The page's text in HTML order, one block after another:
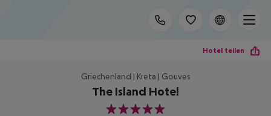
Hotel teilen
Griechenland | Kreta | Gouves
The Island Hotel
5